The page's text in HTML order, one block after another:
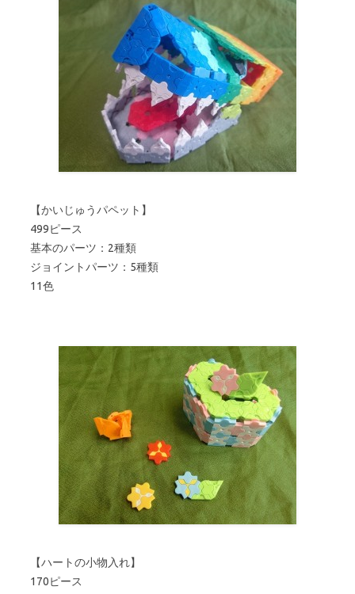
【かいじゅうパペット】
499ピース
基本のパーツ：2種類
ジョイントパーツ：5種類
11色
【ハートの小物入れ】
170ピース